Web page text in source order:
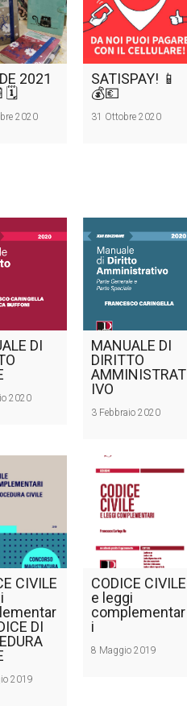
2021
2020
SATISPAY! 📱
💰💶
31 Ottobre 2020
DI
2020
MANUALE DI
DIRITTO
AMMINISTRAT
IVO
3 Febbraio 2020
CIVILE
DI
2019
CODICE CIVILE
e leggi
complementar
i
8 Maggio 2019